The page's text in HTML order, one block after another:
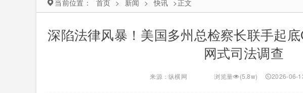
当前位置： 首页 > 新闻 > 快讯 >正文
深陷法律风暴！美国多州总检察长联手起
网式司法调查
来源：纵横网 浏览量 (5.8w) 2026-06-